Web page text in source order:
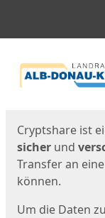
Cryptshare ist
sicher und
Transfer an
können.
Um die Daten